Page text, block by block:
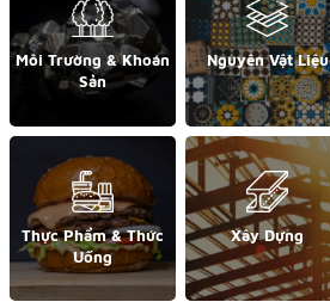
Môi Trường & Khoán
Sản
Nguyên Vật Liệu
Thực Phẩm & Thức
Uống
Xây Dựng